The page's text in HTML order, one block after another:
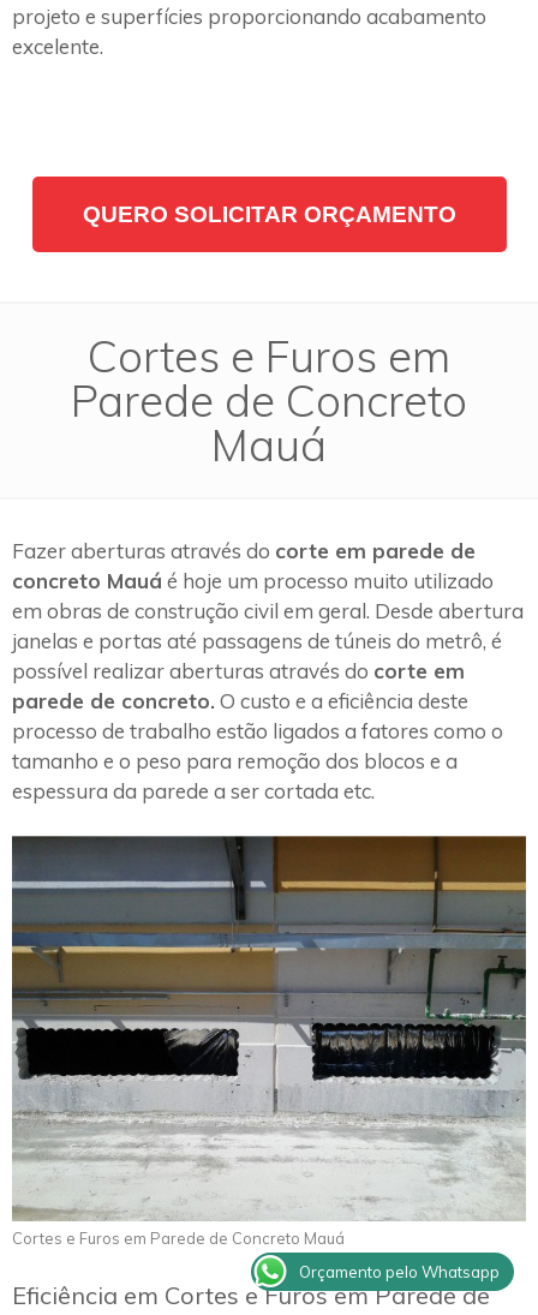
projeto e superfícies proporcionando acabamento
excelente.
QUERO SOLICITAR ORÇAMENTO
Cortes e Furos em
Parede de Concreto
Mauá
Fazer aberturas através do corte em parede de
concreto Mauá é hoje um processo muito utilizado
em obras de construção civil em geral. Desde abertura
janelas e portas até passagens de túneis do metrô, é
possível realizar aberturas através do corte em
parede de concreto. O custo e a eficiência deste
processo de trabalho estão ligados a fatores como o
tamanho e o peso para remoção dos blocos e a
espessura da parede a ser cortada etc.
Cortes e Furos em Parede de Concreto Mauá
Eficiência em Cortes e Furos em Parede de
Orçamento pelo Whatsapp